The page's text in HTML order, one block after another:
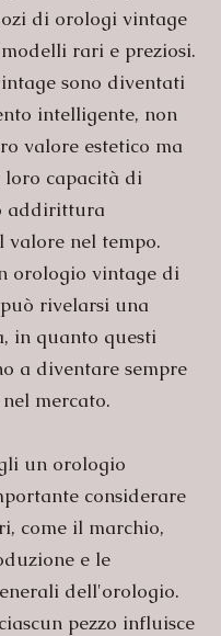
di orologi vintage
rari e preziosi.
sono diventati
intelligente, non
valore estetico ma
loro capacità di
addirittura
valore nel tempo.
orologio vintage di
rivelarsi una
in quanto questi
a diventare sempre
mercato.
un orologio
considerare
come il marchio,
e le
dell'orologio.
pezzo influisce